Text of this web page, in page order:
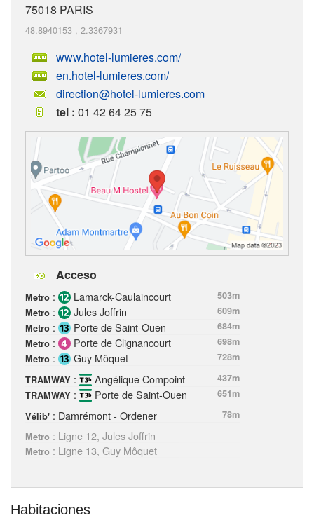
75018 PARIS
48.8940153 , 2.3367931
www.hotel-lumieres.com/
en.hotel-lumieres.com/
direction@hotel-lumieres.com
tel : 01 42 64 25 75
Acceso
Metro : Lamarck-Caulaincourt
503m
Metro : Jules Joffrin
609m
Metro : Porte de Saint-Ouen
684m
Metro : Porte de Clignancourt
698m
Metro : Guy Môquet
728m
TRAMWAY : Angélique Compoint
437m
TRAMWAY : Porte de Saint-Ouen
651m
Vélib' : Damrémont - Ordener
78m
Metro : Ligne 12, Jules Joffrin
Metro : Ligne 13, Guy Môquet
Habitaciones